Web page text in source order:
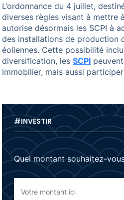
L’ordonnance du 4 juillet,
diverses règles visant à mettre
autorise désormais les SCPI à
des installations de production
éoliennes. Cette possibilité
diversification, les SCPI
immobilier, mais aussi
#INVESTIR
Quel montant souhaitez-